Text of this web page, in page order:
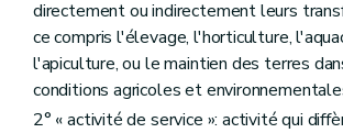
Sous-section 5
Recours
Art. D215
Art. D216
Art. D217
Art. D218
directement ou indirectement leurs
ce compris l'élevage, l'horticulture,
l'apiculture, ou le maintien des terres
conditions agricoles et
2° « activité de service »: activité qui